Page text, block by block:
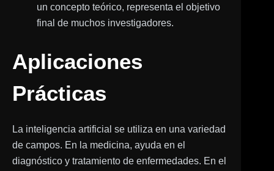
un concepto teórico, representa el objetivo
final de muchos investigadores.
Aplicaciones
Prácticas
La inteligencia artificial se utiliza en una variedad
de campos. En la medicina, ayuda en el
diagnóstico y tratamiento de enfermedades. En el